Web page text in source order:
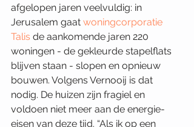
afgelopen jaren veelvuldig: in
Jerusalem gaat woningcorporatie
Talis de aankomende jaren 220
woningen - de gekleurde stapelflats
blijven staan - slopen en opnieuw
bouwen. Volgens Vernooij is dat
nodig. De huizen zijn fragiel en
voldoen niet meer aan de energie-
eisen van deze tijd. “Als ik op een